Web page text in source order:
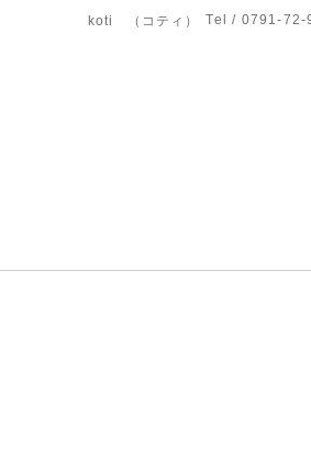
koti （コティ） Tel / 0791-72-